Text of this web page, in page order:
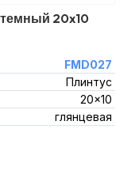
20x10
FMD027
Плинтус
20x10
глянцевая